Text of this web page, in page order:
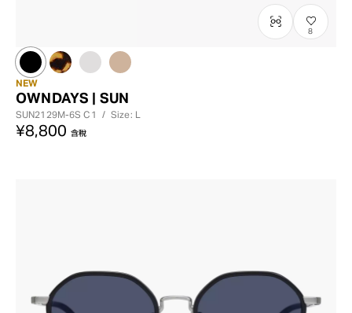
8
NEW
OWNDAYS | SUN
SUN2129M-6SC1 / Size: L
¥8,800 含稅